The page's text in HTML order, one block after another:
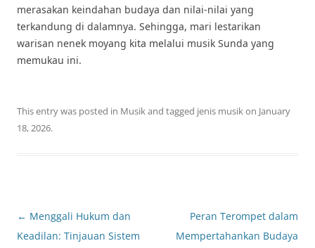
merasakan keindahan budaya dan nilai-nilai yang
terkandung di dalamnya. Sehingga, mari lestarikan
warisan nenek moyang kita melalui musik Sunda yang
memukau ini.
This entry was posted in Musikand tagged jenis musikon January
18, 2026.
Post
navigation
← Menggali Hukum dan
Keadilan: Tinjauan Sistem
Peran Terompet dalam
Mempertahankan Budaya